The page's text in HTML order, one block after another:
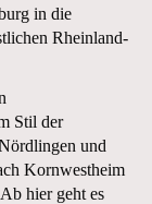
in die
Rheinland-
Stil der
und
Kornwestheim
hier geht es